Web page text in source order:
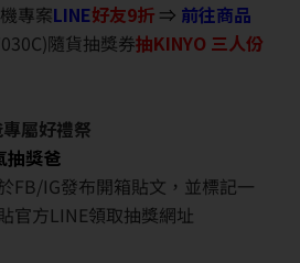
專案LINE好友9折 ⇒ 前往商品
隨貨抽獎券抽KINYO 三人份
專屬好禮祭
抽獎爸
FB/IG發布開箱貼文，並標記一
官方LINE領取抽獎網址